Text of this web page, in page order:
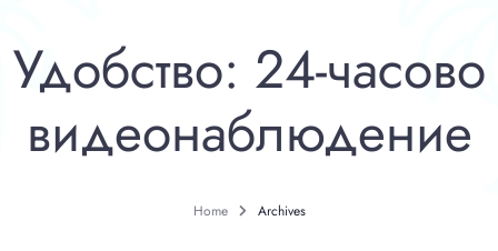
Удобство: 24-часово
видеонаблюдение
Home Archives